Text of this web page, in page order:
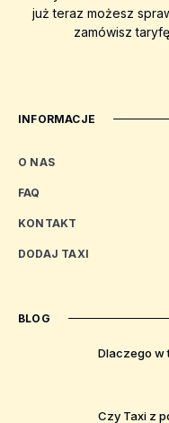
już teraz możesz
zamówisz
INFORMACJE
O NAS
FAQ
KONTAKT
DODAJ TAXI
BLOG
Dlaczego w
Czy Taxi z